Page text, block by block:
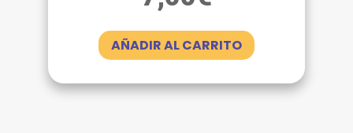
AÑADIR AL CARRITO